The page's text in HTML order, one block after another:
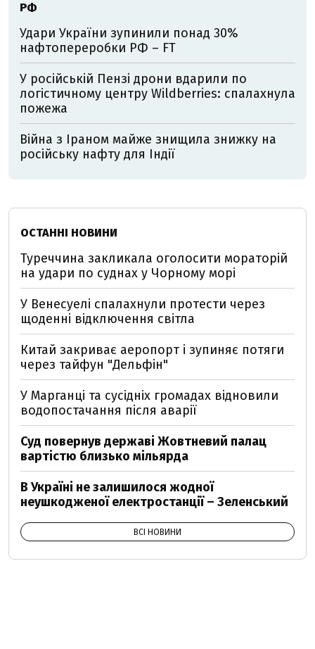
РФ
Удари України зупинили понад 30%
нафтопереробки РФ – FT
У російській Пензі дрони вдарили по
логістичному центру Wildberries: спалахнула
пожежа
Війна з Іраном майже знищила знижку на
російську нафту для Індії
ОСТАННІ НОВИНИ
Туреччина закликала оголосити мораторій
на удари по суднах у Чорному морі
У Венесуелі спалахнули протести через
щоденні відключення світла
Китай закриває аеропорт і зупиняє потяги
через тайфун "Дельфін"
У Марганці та сусідніх громадах відновили
водопостачання після аварії
Суд повернув державі Жовтневий палац
вартістю близько мільярда
В Україні не залишилося жодної
неушкодженої електростанції – Зеленський
ВСІ НОВИНИ